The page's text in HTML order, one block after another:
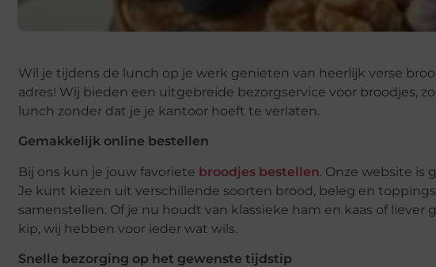
Wil je tijdens de lunch op je werk genieten van heerlijk verse
adres! Wij bieden een uitgebreide bezorgservice voor broodjes,
lunch zonder dat je je kantoor hoeft te verlaten.
Gemakkelijk online bestellen
Bij ons kun je jouw favoriete broodjes bestellen. Onze website is
Je kunt kiezen uit verschillende soorten brood, beleg en
samenstellen. Of je nu houdt van klassieke ham en kaas of
kip, wij hebben voor ieder wat wils.
Snelle bezorging op het gewenste tijdstip